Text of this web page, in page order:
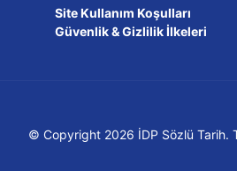
Site Kullanım Koşulları
Güvenlik & Gizlilik İlkeleri
© Copyright 2026 İDP Sözlü Tarih.